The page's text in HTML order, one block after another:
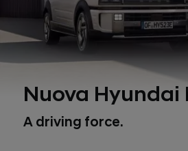
Nuova Hyundai
A driving force.